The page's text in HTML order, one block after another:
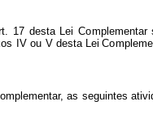
17 desta Lei Compl ementar
os IV ou V desta Lei Compl e
ompl ementar, as seguintes